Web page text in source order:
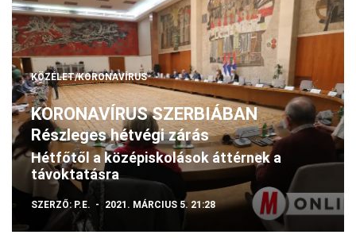
KÖZÉLET/KORONAVÍRUS
KORONAVÍRUS SZERBIÁBAN
Részleges hétvégi zárás
Hétfőtől a középiskolások áttérnek a
távoktatásra
SZERZŐ:P.E. 2021. MÁRCIUS 5. 21:28